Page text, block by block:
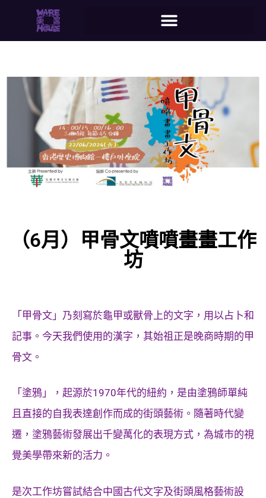
（6月）甲骨文噴噴畫畫工作
坊
「甲骨文」乃刻寫於龜甲或獸骨上的文字，用以占卜和
記事。今天我們使用的漢字，其始祖正是晚商時期的甲
骨文。
「塗鴉」，起源於1970年代的紐約，是由塗鴉師單純
且直接的自我表達創作而成的街頭藝術。隨著時代變
遷，塗鴉藝術發展出千變萬化的表現方式，為城市的視
覺美學帶來新的活力。
是次工作坊嘗試結合中國古代文字及街頭風格藝術設